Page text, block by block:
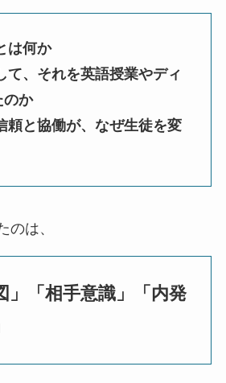
は何か
、それを英語授業やディ
のか
と協働が、なぜ生徒を変
のは、
」「相手意識」「内発